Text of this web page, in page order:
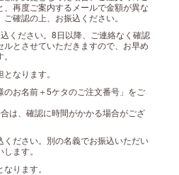
再度ご案内するメールで金額が異な
確認の上、お振込ください。
ください。8日以降、ご連絡なく確認
とさせていただきますので、お早め
なります。
のお名前＋5ケタのご注文番号」をご
は、確認に時間がかかる場合がござ
ください。別の名義でお振込いただい
ます。
ります。